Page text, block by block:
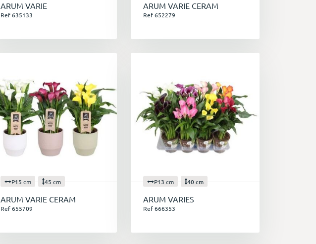
ARUM VARIE
Ref 635133
ARUM VARIE CERAM
Ref 652279
P15 cm 45 cm
ARUM VARIE CERAM
Ref 655709
P13 cm 40 cm
ARUM VARIES
Ref 666353